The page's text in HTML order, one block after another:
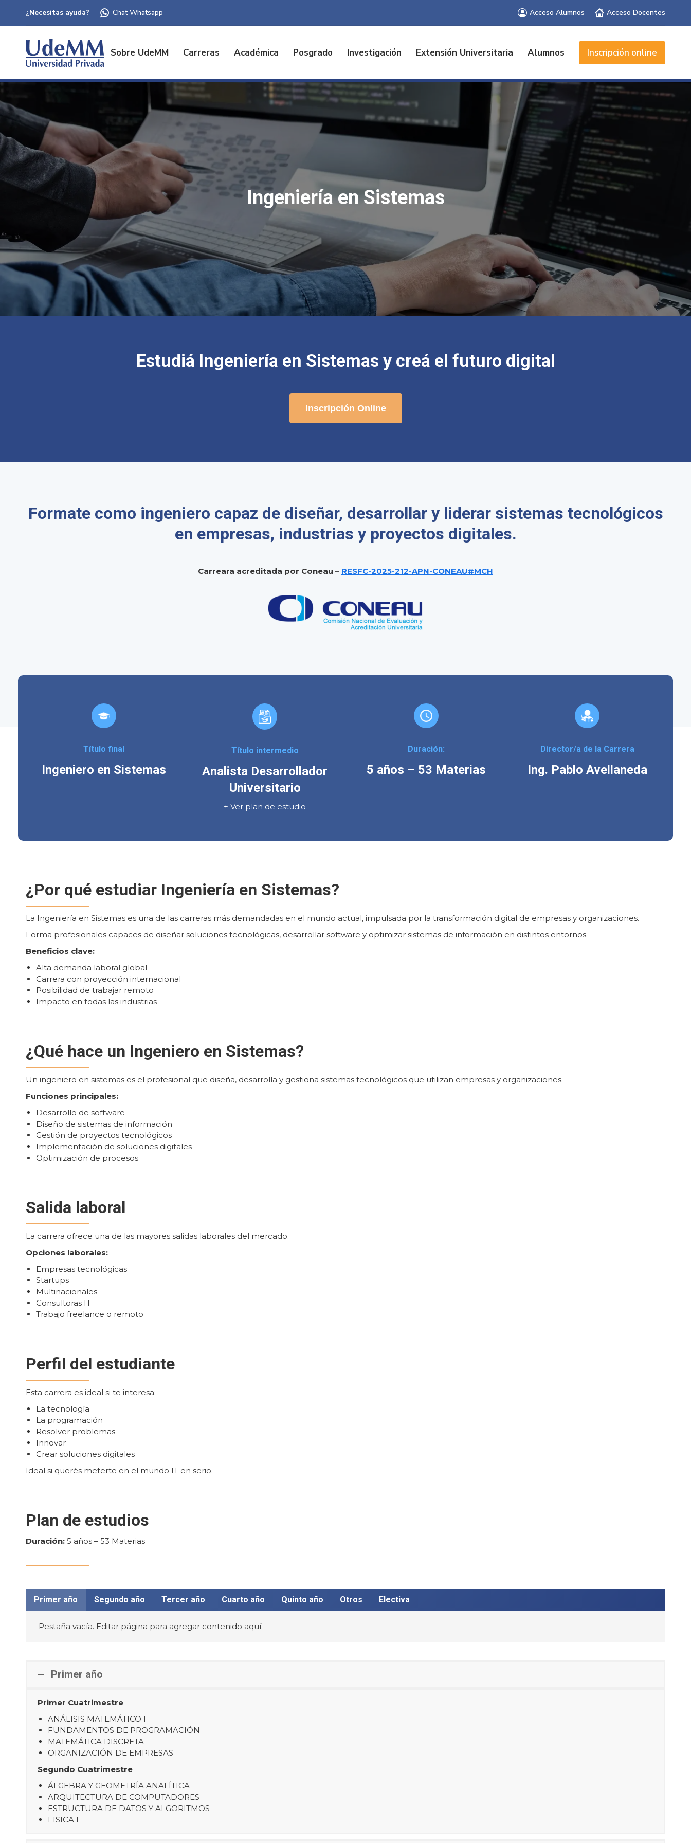
¿Necesitas ayuda? Chat Whatsapp Acceso Alumnos Acceso Docentes
Sobre UdeMM Carreras Académica Posgrado Investigación Extensión Universitaria Alumnos Inscripción online
Ingeniería en Sistemas
Estudiá Ingeniería en Sistemas y creá el futuro digital
Inscripción Online
Formate como ingeniero capaz de diseñar, desarrollar y liderar sistemas tecnológicos
en empresas, industrias y proyectos digitales.
Carreara acreditada por Coneau – RESFC-2025-212-APN-CONEAU#MCH
Título final
Ingeniero en Sistemas
Título intermedio
Analista Desarrollador
Universitario
+Ver plan de estudio
Duración:
5 años – 53 Materias
Director/a de la Carrera
Ing. Pablo Avellaneda
¿Por qué estudiar Ingeniería en Sistemas?
La Ingeniería en Sistemas es una de las carreras más demandadas en el mundo actual, impulsada por la transformación digital de empresas y organizaciones.
Forma profesionales capaces de diseñar soluciones tecnológicas, desarrollar software y optimizar sistemas de información en distintos entornos.
Beneficios clave:
Alta demanda laboral global
Carrera con proyección internacional
Posibilidad de trabajar remoto
Impacto en todas las industrias
¿Qué hace un Ingeniero en Sistemas?
Un ingeniero en sistemas es el profesional que diseña, desarrolla y gestiona sistemas tecnológicos que utilizan empresas y organizaciones.
Funciones principales:
Desarrollo de software
Diseño de sistemas de información
Gestión de proyectos tecnológicos
Implementación de soluciones digitales
Optimización de procesos
Salida laboral
La carrera ofrece una de las mayores salidas laborales del mercado.
Opciones laborales:
Empresas tecnológicas
Startups
Multinacionales
Consultoras IT
Trabajo freelance o remoto
Perfil del estudiante
Esta carrera es ideal si te interesa:
La tecnología
La programación
Resolver problemas
Innovar
Crear soluciones digitales
Ideal si querés meterte en el mundo IT en serio.
Plan de estudios
Duración: 5 años – 53 Materias
Primer año Segundo año Tercer año Cuarto año Quinto año Otros Electiva
Pestaña vacía. Editar página para agregar contenido aquí.
Primer año
Primer Cuatrimestre
ANÁLISIS MATEMÁTICO I
FUNDAMENTOS DE PROGRAMACIÓN
MATEMÁTICA DISCRETA
ORGANIZACIÓN DE EMPRESAS
Segundo Cuatrimestre
ÁLGEBRA Y GEOMETRÍA ANALÍTICA
ARQUITECTURA DE COMPUTADORES
ESTRUCTURA DE DATOS Y ALGORITMOS
FISICA I